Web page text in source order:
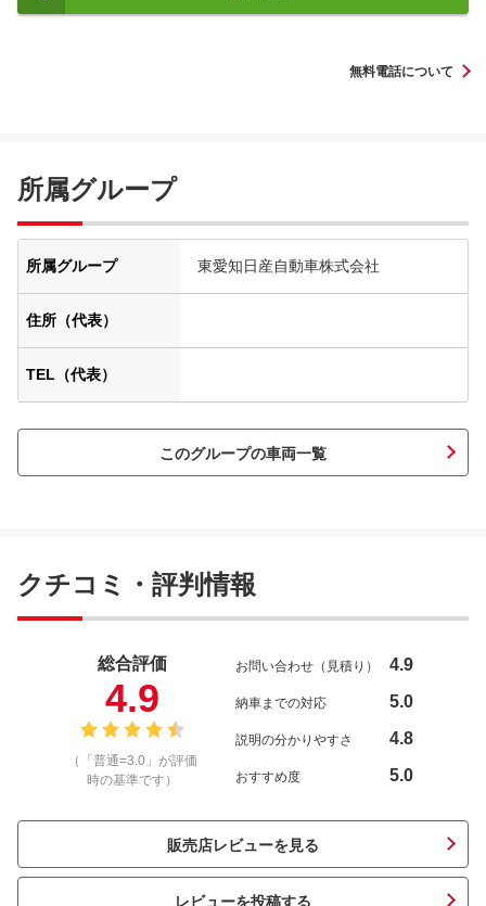
無料電話について
所属グループ
所属グループ 東愛知日産自動車株式会社
住所（代表）
TEL（代表）
このグループの車両一覧
クチコミ・評判情報
総合評価
4.9
（「普通=3.0」が評価
時の基準です）
お問い合わせ（見積り） 4.9
納車までの対応 5.0
説明の分かりやすさ 4.8
おすすめ度 5.0
販売店レビューを見る
レビューを投稿する